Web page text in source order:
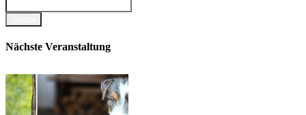
Nächste Veranstaltung